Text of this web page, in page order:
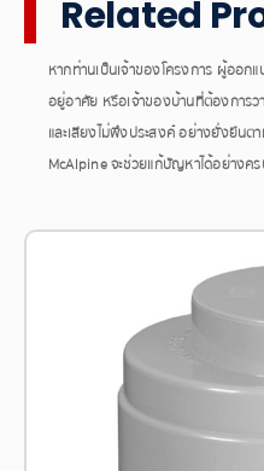
Related
หากท่านเป็นเจ้าของโครงการ ผู้ออ
อยู่อาศัย หรือเจ้าของบ้านที่ต้องการ
และเสียงไม่พึงประสงค์ อย่างยั่งยืน
McAlpine จะช่วยแก้ปัญหาได้อย่างค